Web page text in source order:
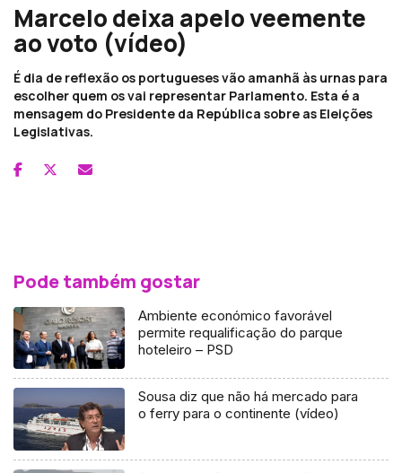
Marcelo deixa apelo veemente
ao voto (vídeo)
É dia de reflexão os portugueses vão amanhã às urnas para
escolher quem os vai representar Parlamento. Esta é a
mensagem do Presidente da República sobre as Eleições
Legislativas.
Pode também gostar
Ambiente económico favorável
permite requalificação do parque
hoteleiro – PSD
Sousa diz que não há mercado para
o ferry para o continente (vídeo)